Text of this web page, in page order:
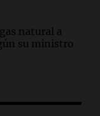
natural a
su ministro
en Shanghái